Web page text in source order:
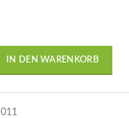
IN DEN WARENKORB
011